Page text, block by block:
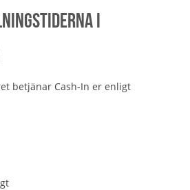
i
betjänar Cash-In er enligt